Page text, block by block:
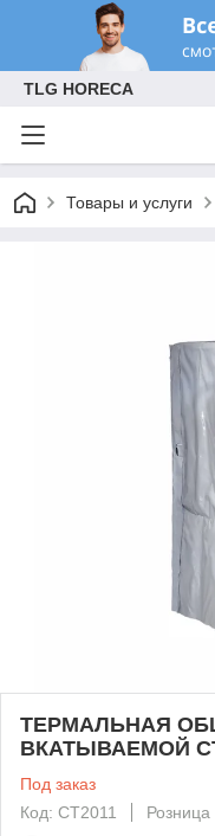
TLG HORECA
Товары и услуги
ТЕРМАЛЬНАЯ
ВКАТЫВАЕМОЙ
Под заказ
Код: CT2011
Розница